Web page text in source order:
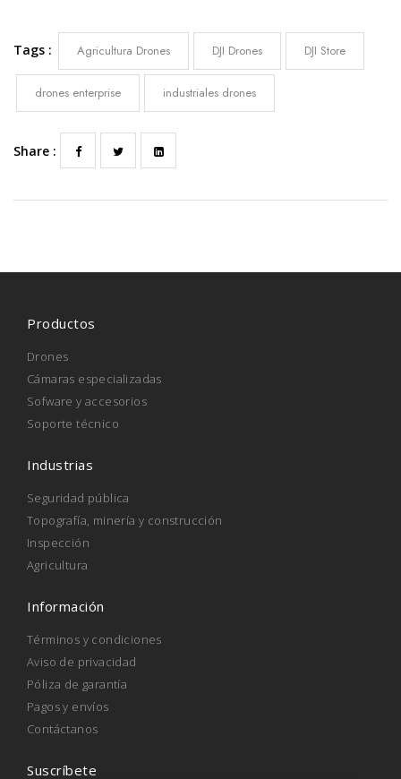
Tags : Agricultura Drones DJI Drones DJI Store
drones enterprise industriales drones
Share :
Productos
Drones
Cámaras especializadas
Sofware y accesorios
Soporte técnico
Industrias
Seguridad pública
Topografía, minería y construcción
Inspección
Agricultura
Información
Términos y condiciones
Aviso de privacidad
Póliza de garantía
Pagos y envíos
Contáctanos
Suscríbete